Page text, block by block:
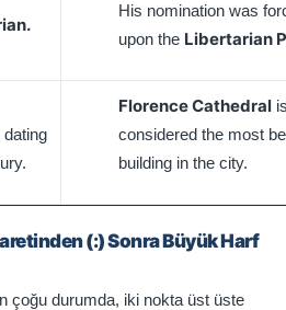
His nomination was
upon the Libertarian
dating
Florence Cathedral
considered the most
building in the city.
(:) Sonra Büyük Harf
çoğu durumda, iki nokta üst üste